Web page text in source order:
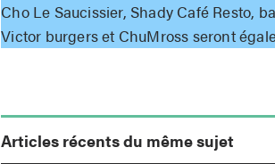
Cho Le Saucissier, Shady Café Resto,
Victor burgers et ChuMross seront
Articles récents du même sujet